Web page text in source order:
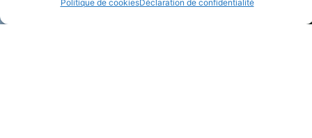
Politique de cookiesDéclaration de confidentialité